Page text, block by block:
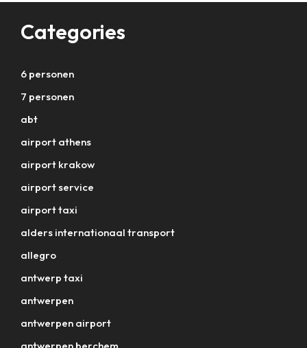
Categories
6 personen
7 personen
abt
airport athens
airport krakow
airport service
airport taxi
alders internationaal transport
allegro
antwerp taxi
antwerpen
antwerpen airport